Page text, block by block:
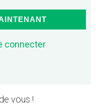
connecter
vous !